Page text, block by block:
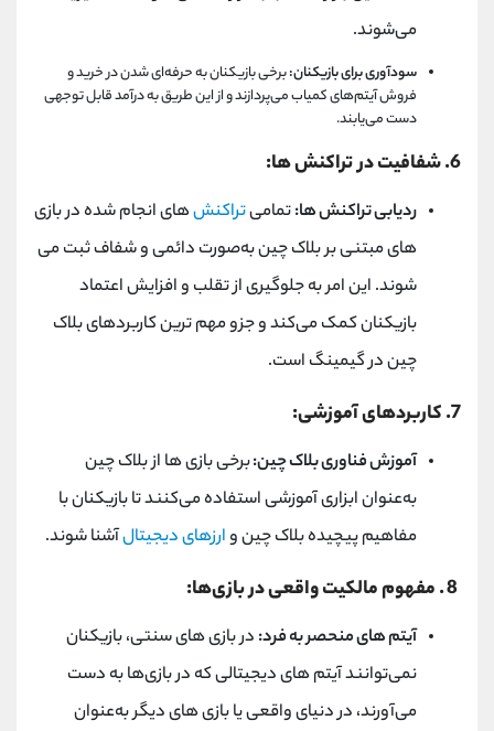
می‌شوند.
سودآوری برای بازیکنان:برخی بازیکنان به حرفه‌ای شدن در خرید و
فروش آیتم‌های کمیاب می‌پردازند و از این طریق به درآمد قابل توجهی
دست می‌یابند.
6. شفافیت در تراکنش‌ ها:
ردیابی تراکنش ‌ها:تمامیتراکنش‌های انجام ‌شده در بازی
‌های مبتنی بر بلاک چین به‌صورت دائمی و شفاف ثبت می
‌شوند. این امر به جلوگیری از تقلب و افزایش اعتماد
بازیکنان کمک می‌کند و جزو مهم ترین کاربردهای بلاک
چین در گیمینگ است.
7. کاربردهای آموزشی:
آموزش فناوری بلاک چین:برخی بازی‌ ها از بلاک چین
به‌عنوان ابزاری آموزشی استفاده می‌کنند تا بازیکنان با
مفاهیم پیچیده بلاک چین وارزهای دیجیتالآشنا شوند.
8. مفهوم مالکیت واقعی در بازی‌ها:
آیتم‌ های منحصر به فرد: در بازی ‌های سنتی، بازیکنان
نمی‌توانند آیتم‌ های دیجیتالی که در بازی‌ها به دست
می‌آورند، در دنیای واقعی یا بازی‌ های دیگر به‌عنوان